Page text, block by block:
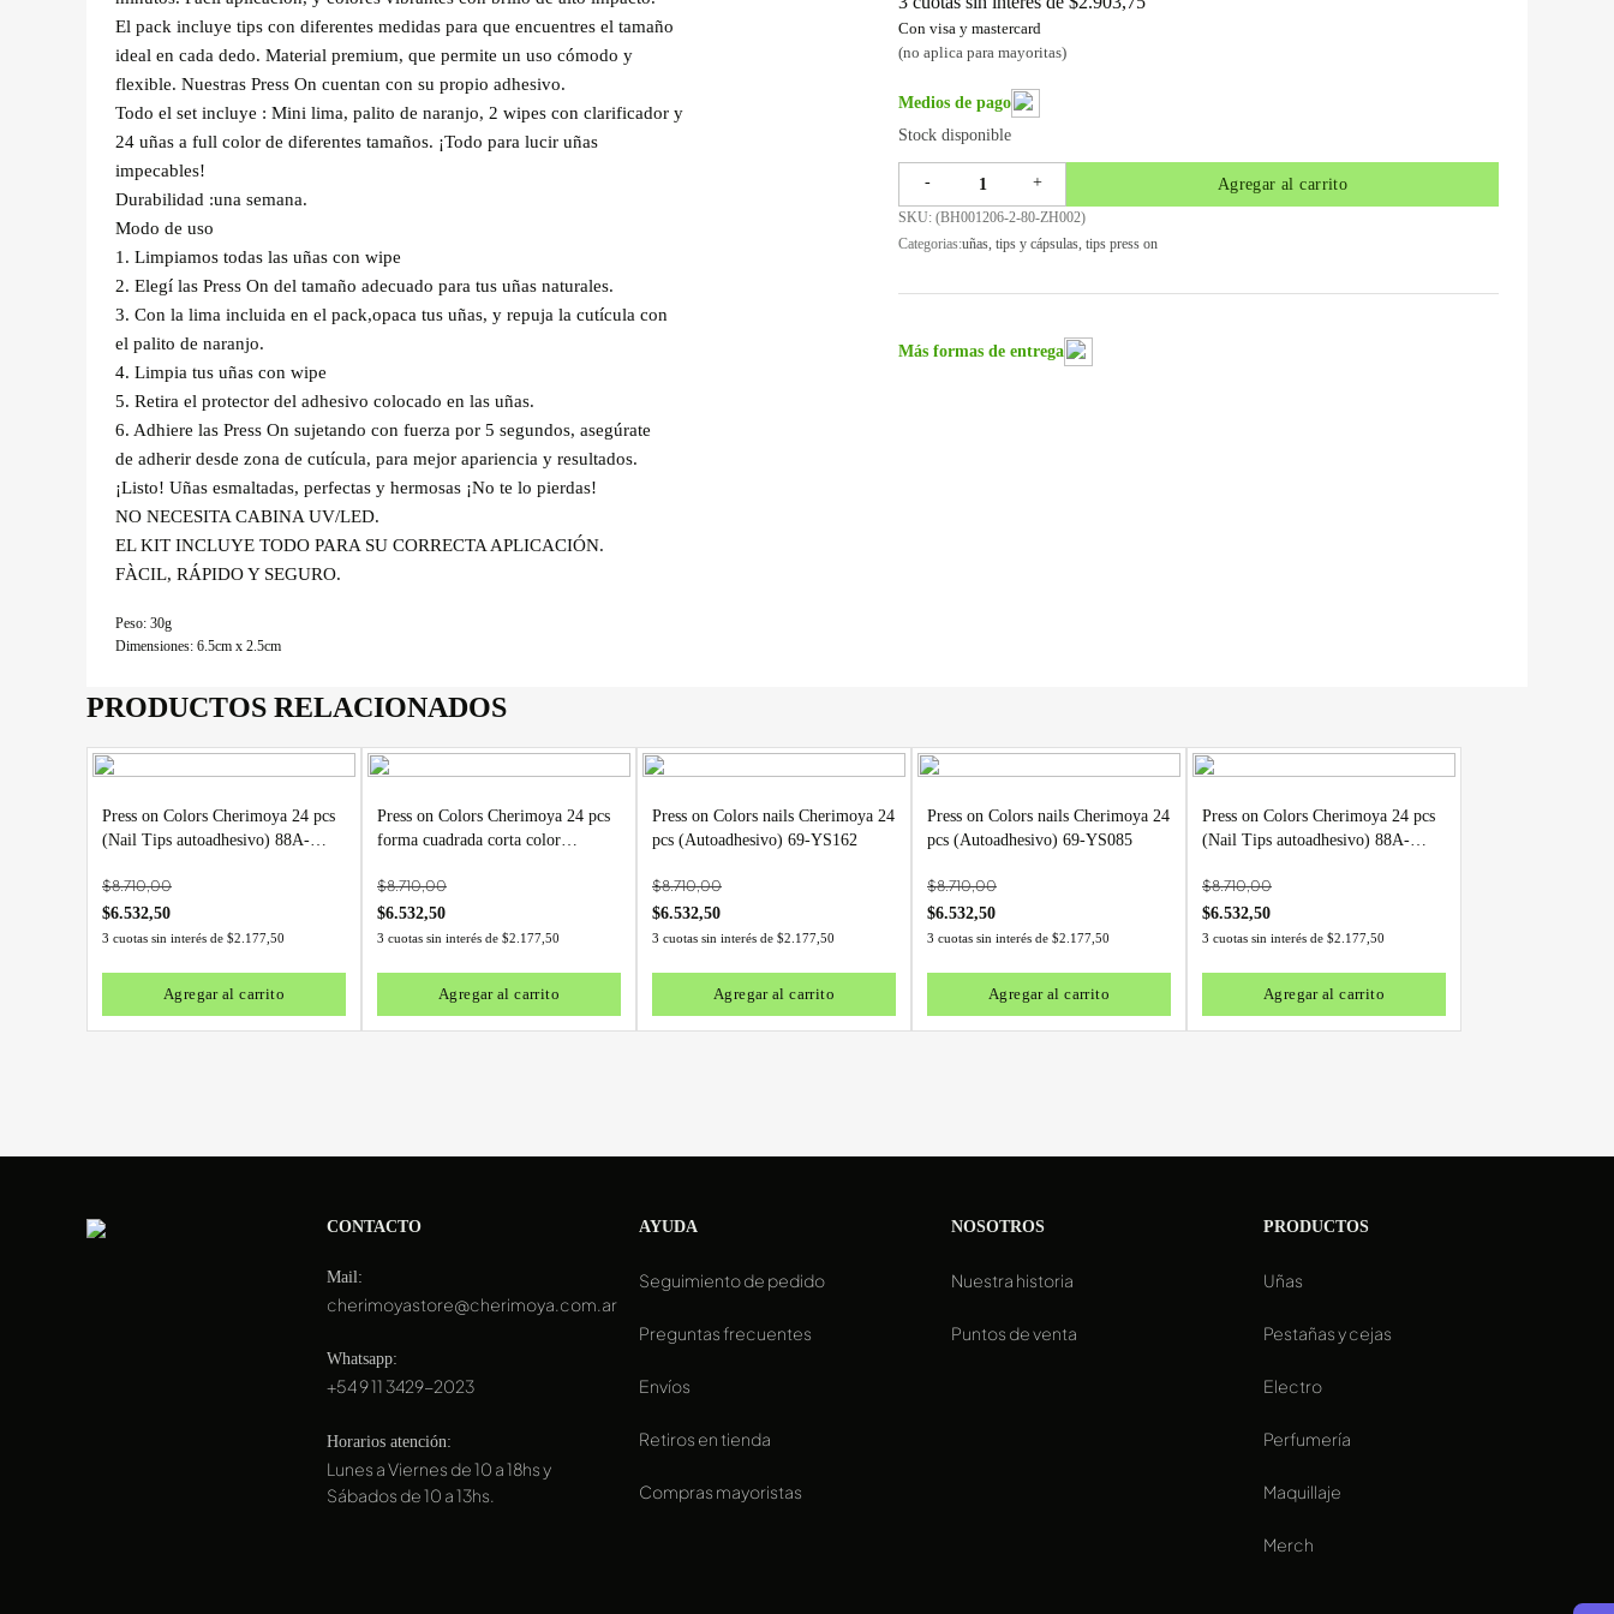
El pack incluye tips con diferentes medidas para que encuentres el tamaño
ideal en cada dedo. Material premium, que permite un uso cómodo y
flexible. Nuestras Press On cuentan con su propio adhesivo.
Todo el set incluye : Mini lima, palito de naranjo, 2 wipes con clarificador y
24 uñas a full color de diferentes tamaños. ¡Todo para lucir uñas
impecables!
Durabilidad :una semana.
Modo de uso
1. Limpiamos todas las uñas con wipe
2. Elegí las Press On del tamaño adecuado para tus uñas naturales.
3. Con la lima incluida en el pack,opaca tus uñas, y repuja la cutícula con
el palito de naranjo.
4. Limpia tus uñas con wipe
5. Retira el protector del adhesivo colocado en las uñas.
6. Adhiere las Press On sujetando con fuerza por 5 segundos, asegúrate
de adherir desde zona de cutícula, para mejor apariencia y resultados.
¡Listo! Uñas esmaltadas, perfectas y hermosas ¡No te lo pierdas!
NO NECESITA CABINA UV/LED.
EL KIT INCLUYE TODO PARA SU CORRECTA APLICACIÓN.
FÀCIL, RÁPIDO Y SEGURO.
Peso: 30g
Dimensiones: 6.5cm x 2.5cm
Con visa y mastercard
(no aplica para mayoritas)
Medios de pago
Stock disponible
- + Agregar al carrito
SKU: (BH001206-2-80-ZH002)
Categorias:uñas, tips y cápsulas, tips press on
Más formas de entrega
PRODUCTOS RELACIONADOS
Press on Colors Cherimoya 24 pcs
(Nail Tips autoadhesivo) 88A-
$8.710,00
$6.532,50
3 cuotas sin interés de $2.177,50
Agregar al carrito
Press on Colors Cherimoya 24 pcs
forma cuadrada corta color
$8.710,00
$6.532,50
3 cuotas sin interés de $2.177,50
Agregar al carrito
Press on Colors nails Cherimoya 24
pcs (Autoadhesivo) 69-YS162
$8.710,00
$6.532,50
3 cuotas sin interés de $2.177,50
Agregar al carrito
Press on Colors nails Cherimoya 24
pcs (Autoadhesivo) 69-YS085
$8.710,00
$6.532,50
3 cuotas sin interés de $2.177,50
Agregar al carrito
Press on Colors Cherimoya 24 pcs
(Nail Tips autoadhesivo) 88A-
$8.710,00
$6.532,50
3 cuotas sin interés de $2.177,50
Agregar al carrito
CONTACTO
Mail:
cherimoyastore@cherimoya.com.ar
Whatsapp:
+54 9 11 3429-2023
Horarios atención:
Lunes a Viernes de 10 a 18hs y
Sábados de 10 a 13hs.
AYUDA
Seguimiento de pedido
Preguntas frecuentes
Envíos
Retiros en tienda
Compras mayoristas
NOSOTROS
Nuestra historia
Puntos de venta
PRODUCTOS
Uñas
Pestañas y cejas
Electro
Perfumería
Maquillaje
Merch